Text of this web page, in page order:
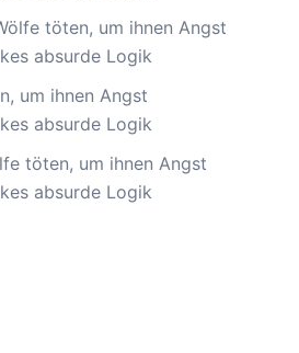
töten, um ihnen Angst
absurde Logik
um ihnen Angst
absurde Logik
töten, um ihnen Angst
absurde Logik